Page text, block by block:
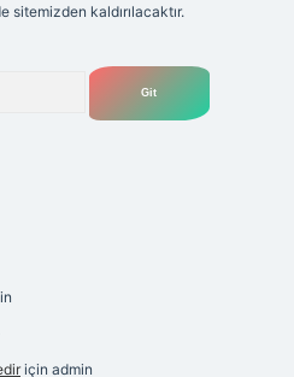
kaldırılacaktır.
için admin